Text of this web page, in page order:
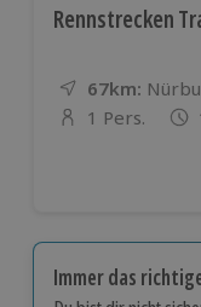
Rennstrecken
67km:
Anzahl der
1 Pers.
Immer das